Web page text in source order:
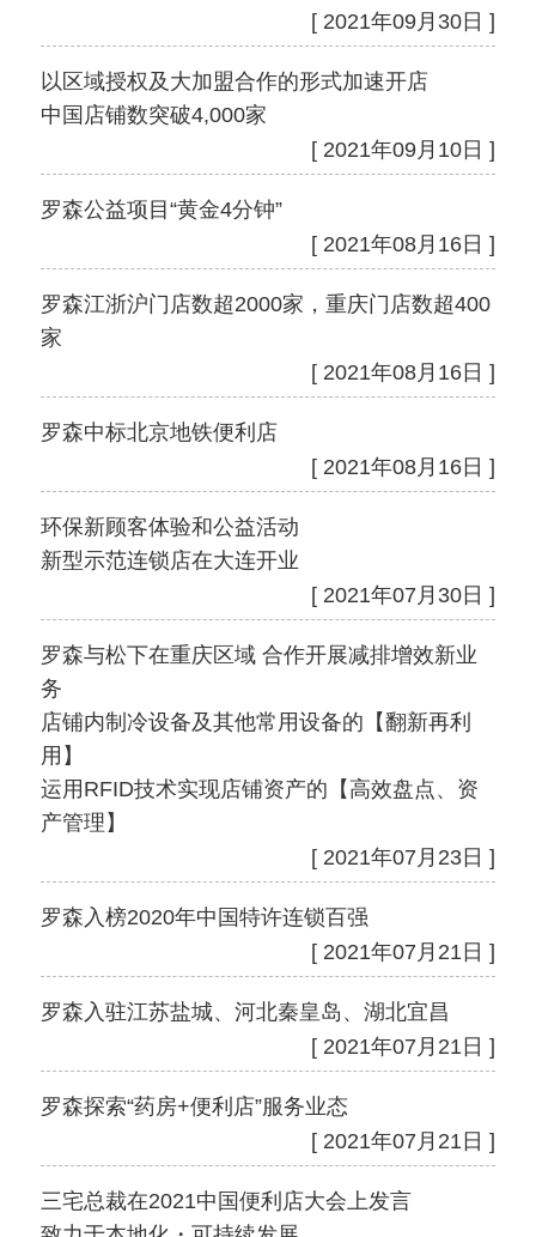
[ 2021年09月30日 ]
以区域授权及大加盟合作的形式加速开店
中国店铺数突破4,000家
[ 2021年09月10日 ]
罗森公益项目“黄金4分钟”
[ 2021年08月16日 ]
罗森江浙沪门店数超2000家，重庆门店数超400
家
[ 2021年08月16日 ]
罗森中标北京地铁便利店
[ 2021年08月16日 ]
环保新顾客体验和公益活动
新型示范连锁店在大连开业
[ 2021年07月30日 ]
罗森与松下在重庆区域 合作开展减排增效新业
务
店铺内制冷设备及其他常用设备的【翻新再利
用】
运用RFID技术实现店铺资产的【高效盘点、资
产管理】
[ 2021年07月23日 ]
罗森入榜2020年中国特许连锁百强
[ 2021年07月21日 ]
罗森入驻江苏盐城、河北秦皇岛、湖北宜昌
[ 2021年07月21日 ]
罗森探索“药房+便利店”服务业态
[ 2021年07月21日 ]
三宅总裁在2021中国便利店大会上发言